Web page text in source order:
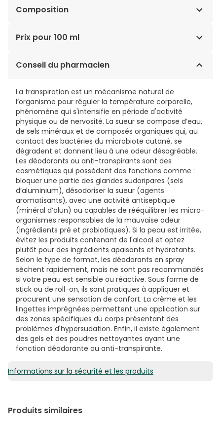
Composition
Eau / Water, chlorhydrate d'aluminium, Dimethicone,
Glycoside, Allantoin, Limonene, Linalool, Peg-4
Geraniol, Vitreoscilla Ferment, (Phil C224458 / 1).
Prix pour 100 ml
12,66€ / 100 ml
Conseil du pharmacien
La transpiration est un mécanisme naturel de
l’organisme pour réguler la température corporelle,
phénomène qui s'intensifie en période d'activité
physique ou de nervosité. La sueur se compose d’eau,
de sels minéraux et de composés organiques qui, au
contact des bactéries du microbiote cutané, se
dégradent et donnent lieu à une odeur désagréable.
Les déodorants ou anti-transpirants sont des
cosmétiques qui possèdent des fonctions comme :
bloquer une partie des glandes sudoripares (sels
d’aluminium), désodoriser la sueur (agents
aromatisants), avec une activité antiseptique
(minéral d’alun) ou capables de rééquilibrer les micro-
organismes responsables de la mauvaise odeur
(ingrédients pré et probiotiques). Si la peau est irritée,
évitez les produits contenant de l'alcool et optez
plutôt pour des ingrédients apaisants et hydratants.
Selon le type de format, les déodorants en spray
sèchent rapidement, mais ne sont pas recommandés
si votre peau est sensible ou réactive. Sous forme de
stick ou de roll-on, ils sont pratiques à appliquer et
procurent une sensation de confort. La crème et les
lingettes imprégnées permettent une application sur
des zones spécifiques du corps présentant des
problèmes d'hypersudation. Enfin, il existe également
des gels et des poudres nettoyantes ayant une
fonction déodorante ou anti-transpirante.
Informations sur la sécurité et les produits
Produits similaires